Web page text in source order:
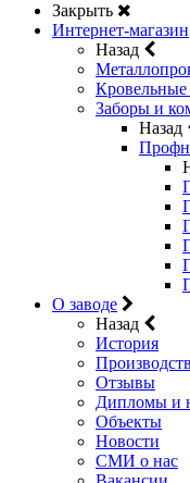
Закрыть
Интернет-магазин
Назад
Заборы и
Назад
О заводе
Назад
История
Отзывы
Дипломы и
Объекты
Новости
СМИ о нас